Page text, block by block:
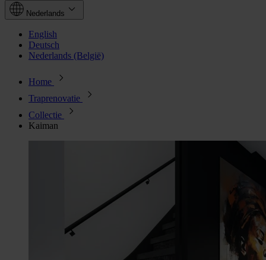
Nederlands
English
Deutsch
Nederlands (België)
Home
Traprenovatie
Collectie
Kaiman